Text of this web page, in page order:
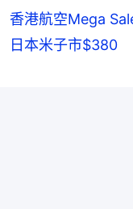
香港航空Mega
日本米子市$380